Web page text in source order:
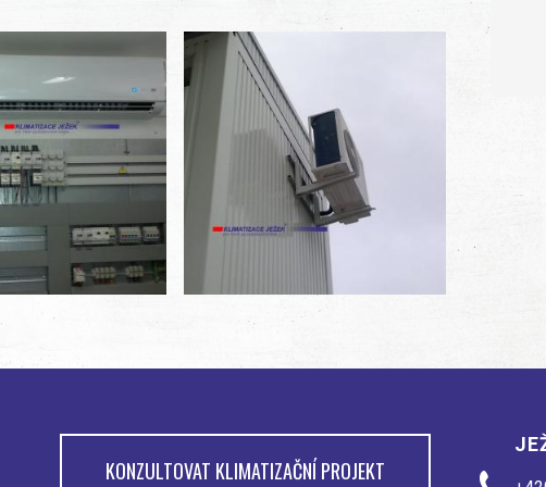
Klimatizace prodejen
Klimatizace pro kontejnerová pracoviště
Klimatizace pro průmysl a výrobu
KONZULTOVAT KLIMATIZAČNÍ PROJEKT